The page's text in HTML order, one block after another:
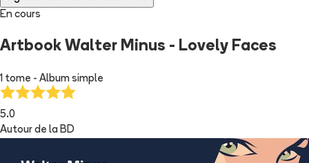
En cours
Artbook Walter Minus - Lovely Faces
1 tome - Album simple
5.0
Autour de la BD